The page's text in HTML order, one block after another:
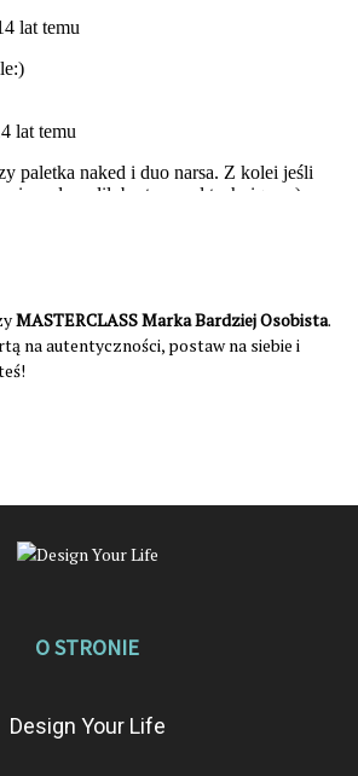
MASTERCLASS Marka Bardziej Osobista.
na autentyczności, postaw na siebie i
O STRONIE
Design Your Life